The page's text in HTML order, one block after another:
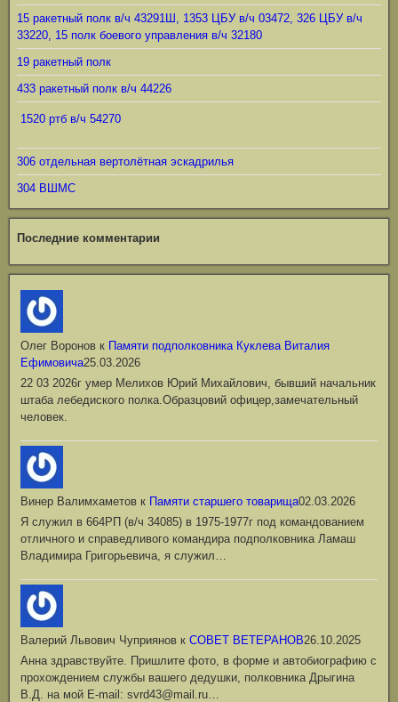
15 ракетный полк в/ч 43291Ш, 1353 ЦБУ в/ч 03472, 326 ЦБУ в/ч
33220, 15 полк боевого управления в/ч 32180
19 ракетный полк
433 ракетный полк в/ч 44226
1520 ртб в/ч 54270
306 отдельная вертолётная эскадрилья
304 ВШМС
Последние комментарии
Олег Воронов к Памяти подполковника Куклева Виталия
Ефимовича25.03.2026
22 03 2026г умер Мелихов Юрий Михайлович, бывший начальник
штаба лебедиского полка.Образцовий офицер,замечательный
человек.
Винер Валимхаметов к Памяти старшего товарища02.03.2026
Я служил в 664РП (в/ч 34085) в 1975-1977г под командованием
отличного и справедливого командира подполковника Ламаш
Владимира Григорьевича, я служил…
Валерий Львович Чуприянов к СОВЕТ ВЕТЕРАНОВ26.10.2025
Анна здравствуйте. Пришлите фото, в форме и автобиографию с
прохождением службы вашего дедушки, полковника Дрыгина
В.Д. на мой Е-mail: svrd43@mail.ru…